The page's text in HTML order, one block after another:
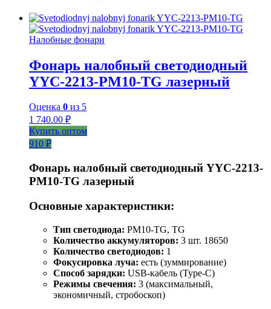
Налобные фонари
Фонарь налобный светодиодный
YYC-2213-PM10-TG лазерный
Оценка 0 из 5
1 740.00 ₽
Купить оптом
910 ₽
Фонарь налобный светодиодный YYC-2213-
PM10-TG лазерный
Основные характеристики:
Тип светодиода: PM10-TG, TG
Количество аккумуляторов: 3 шт. 18650
Количество светодиодов: 1
Фокусировка луча: есть (зуммирование)
Способ зарядки: USB-кабель (Type-C)
Режимы свечения: 3 (максимальный,
экономичный, стробоскоп)